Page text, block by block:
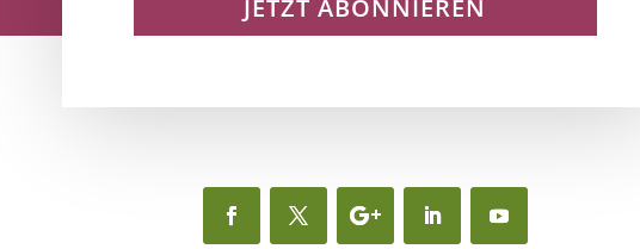
JETZT ABONNIEREN